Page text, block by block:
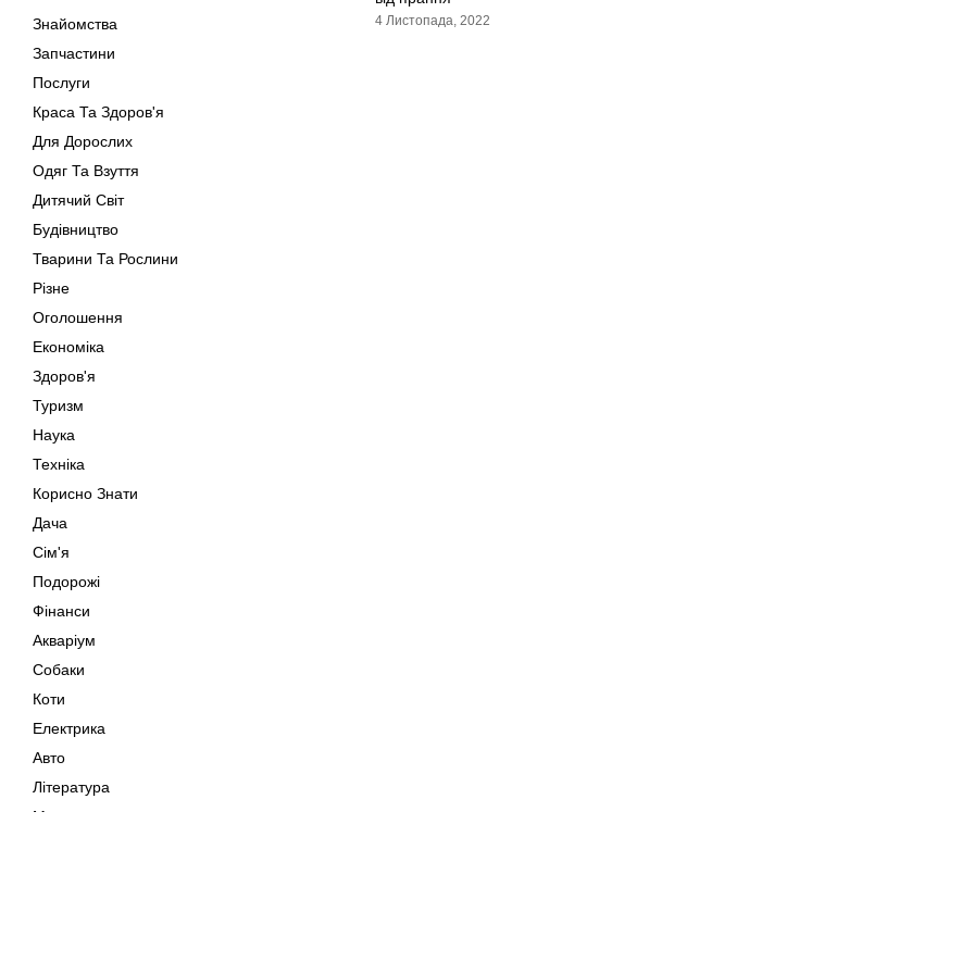
Знайомства
Запчастини
Послуги
Краса Та Здоров'я
Для Дорослих
Одяг Та Взуття
Дитячий Світ
Будівництво
Тварини Та Рослини
Різне
Оголошення
Економіка
Здоров'я
Туризм
Наука
Техніка
Корисно Знати
Дача
Сім'я
Подорожі
Фінанси
Акваріум
Собаки
Коти
Електрика
Авто
Література
Музика
4 Листопада, 2022